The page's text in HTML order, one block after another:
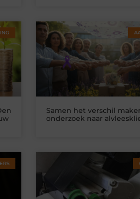
Samen het verschil
onderzoek naar